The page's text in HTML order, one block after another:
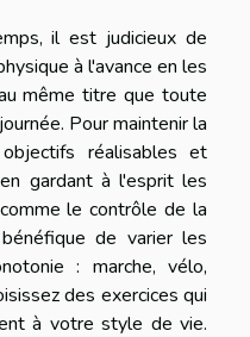
il est judicieux de
à l'avance en les
même titre que toute
Pour maintenir la
réalisables et
gardant à l'esprit les
le contrôle de la
de varier les
: marche, vélo,
des exercices qui
à votre style de vie.